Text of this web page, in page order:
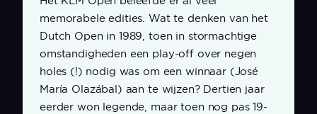
memorabele edities. Wat te denken van het
Dutch Open in 1989, toen in stormachtige
omstandigheden een play-off over negen
holes (!) nodig was om een winnaar (José
María Olazábal) aan te wijzen? Dertien jaar
eerder won legende, maar toen nog pas 19-